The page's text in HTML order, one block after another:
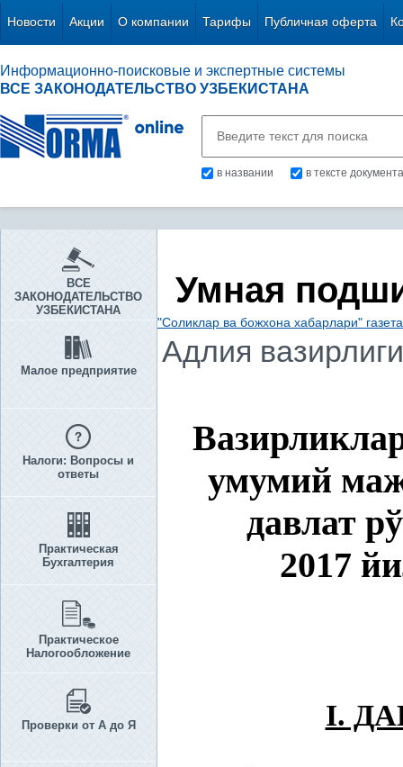
Новости Акции О компании Тарифы Публичная оферта
Информационно-поисковые и экспертные системы
ВСЕ ЗАКОНОДАТЕЛЬСТВО УЗБЕКИСТАНА
в названии в тексте документа
ВСЕ
ЗАКОНОДАТЕЛЬСТВО
УЗБЕКИСТАНА
Малое предприятие
Налоги: Вопросы и
ответы
Практическая
Бухгалтерия
Практическое
Налогообложение
Проверки от А до Я
Умная
"Соликлар ва божхона хабарлари"
Адлия
умумий
давлат
2017
I.